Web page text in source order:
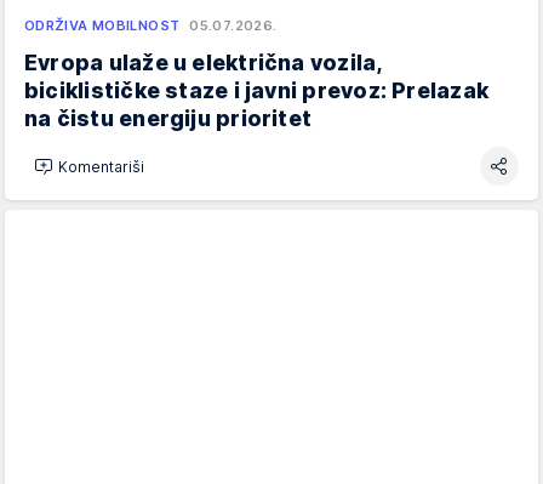
ODRŽIVA MOBILNOST 05.07.2026.
Evropa ulaže u električna vozila,
biciklističke staze i javni prevoz: Prelazak
na čistu energiju prioritet
Komentariši